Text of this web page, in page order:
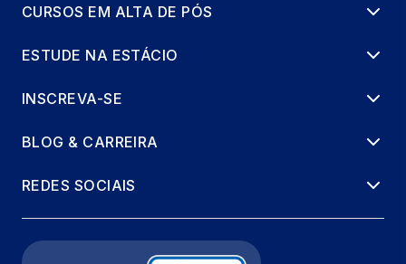
CURSOS EM ALTA DE PÓS
ESTUDE NA ESTÁCIO
INSCREVA-SE
BLOG & CARREIRA
REDES SOCIAIS